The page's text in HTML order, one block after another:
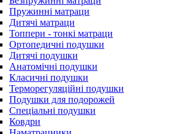
Пружинні матраци
Дитячі матраци
Топпери - тонкі матраци
Ортопедичні подушки
Дитячі подушки
Анатомічні подушки
Класичні подушки
Терморегуляційні подушки
Подушки для подорожей
Спеціальні подушки
Ковдри